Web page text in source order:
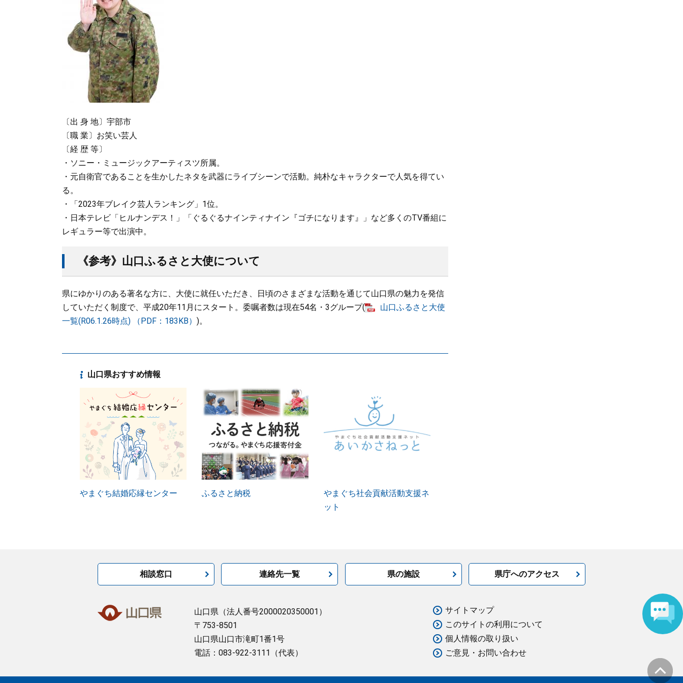
〔出 身 地〕宇部市
〔職 業〕お笑い芸人
〔経 歴 等〕
・ソニー・ミュージックアーティスツ所属。
・元自衛官であることを生かしたネタを武器にライブシーンで活動。純朴なキャラクターで人気を得てい
る。
・「2023年ブレイク芸人ランキング」1位。
・日本テレビ「ヒルナンデス！」「ぐるぐるナインティナイン『ゴチになります』」など多くのTV番組に
レギュラー等で出演中。
《参考》山口ふるさと大使について
県にゆかりのある著名な方に、大使に就任いただき、日頃のさまざまな活動を通じて山口県の魅力を発信
していただく制度で、平成20年11月にスタート。委嘱者数は現在54名・3グループ(
山口ふるさと大使
一覧(R06.1.26時点) （PDF：183KB） )。
山口県おすすめ情報
やまぐち結婚応縁センター ふるさと納税
やまぐち社会貢献活動支援ネ
ット
相談窓口 連絡先一覧 県の施設 県庁へのアクセス
山口県 （法人番号2000020350001）
〒753-8501
山口県山口市滝町1番1号
電話：083-922-3111（代表）
サイトマップ
このサイトの利用について
個人情報の取り扱い
ご意見・お問い合わせ